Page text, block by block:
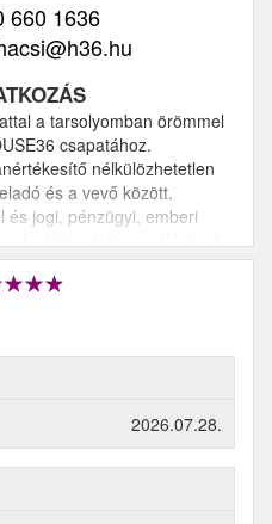
660 1636
a tarsolyomban örömmel
csapatához.
nélkülözhetetlen
és a vevő között.
és jogi, pénzügyi, emberi
felhasználásával
értékesítések irányítója,
legyek.
is találjunk valamennyi
2026.07.28.